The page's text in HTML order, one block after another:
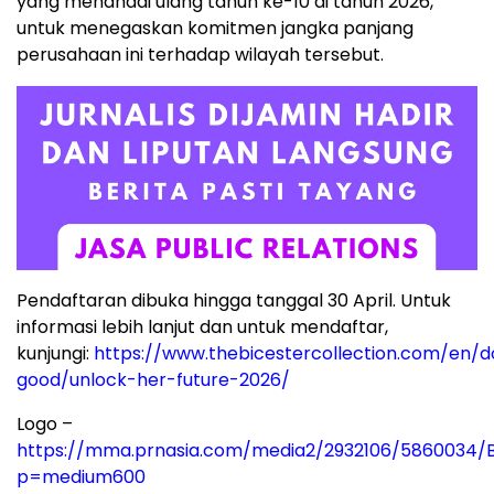
untuk menegaskan komitmen jangka panjang
perusahaan ini terhadap wilayah tersebut.
Pendaftaran dibuka hingga tanggal 30 April. Untuk
informasi lebih lanjut dan untuk mendaftar,
kunjungi: https://www.thebicestercollection.com/en/
good/unlock-her-future-2026/
Logo –
https://mma.prnasia.com/media2/2932106/5860034/
p=medium600